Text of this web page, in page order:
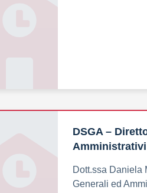
DSGA –
Amministrativi
Dott.ssa Daniela
Generali ed